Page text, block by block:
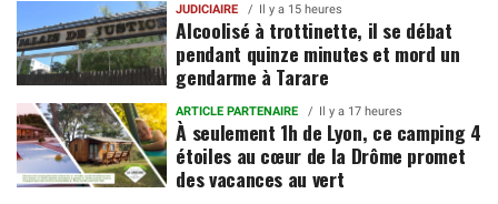
JUDICIAIRE Il y a 15 heures
Alcoolisé à trottinette, il se débat
pendant quinze minutes et mord un
gendarme à Tarare
ARTICLE PARTENAIRE Il y a 17 heures
À seulement 1h de Lyon, ce camping 4
étoiles au cœur de la Drôme promet
des vacances au vert